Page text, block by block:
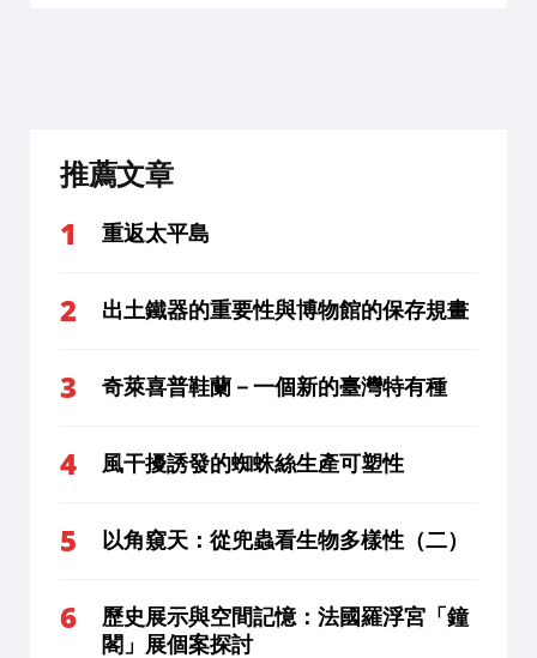
推薦文章
重返太平島
出土鐵器的重要性與博物館的保存規畫
奇萊喜普鞋蘭－一個新的臺灣特有種
風干擾誘發的蜘蛛絲生產可塑性
以角窺天：從兜蟲看生物多樣性（二）
歷史展示與空間記憶：法國羅浮宮「鐘
閣」展個案探討